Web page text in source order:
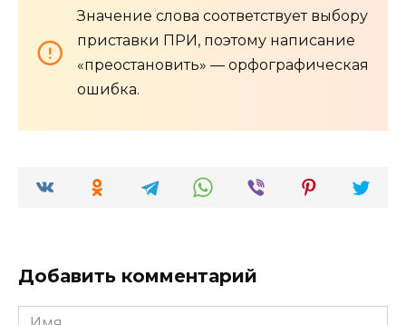
Значение слова соответствует выбору
приставки ПРИ, поэтому написание
«преостановить» — орфографическая
ошибка.
Добавить комментарий
Имя